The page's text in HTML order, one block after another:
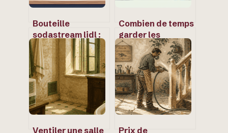
Bouteille
sodastream lidl :
ce qu’il faut
vraiment savoir
avant d’acheter
Combien de temps
garder les
aliments dans un
congélateur
couché
Ventiler une salle
Prix de